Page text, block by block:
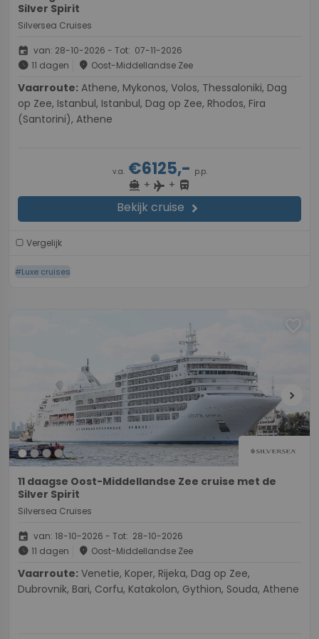
Silver Spirit
Silversea Cruises
event van: 28-10-2026 - Tot: 07-11-2026
schedule 11 dagen place Oost-Middellandse Zee
Vaarroute:
op Zee, Istanbul, Istanbul, Dag op Zee, Rhodos, Fira
(Santorini), Athene
v.a.€6125,- p.p.
directions_boat + flight + directions_bus
Bekijk cruise chevron_right
Vergelijk
#Luxe cruises
chevron_right
11 daagse Oost-Middellandse Zee cruise met de
Silver Spirit
Silversea Cruises
event van: 18-10-2026 - Tot: 28-10-2026
schedule 11 dagen place Oost-Middellandse Zee
Vaarroute:
Dubrovnik, Bari, Corfu, Katakolon, Gythion, Souda, Athene